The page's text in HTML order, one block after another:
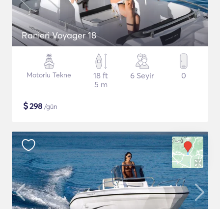
Ranieri Voyager 18
Motorlu Tekne
18 ft
5 m
6 Seyir 0
$298 /gün